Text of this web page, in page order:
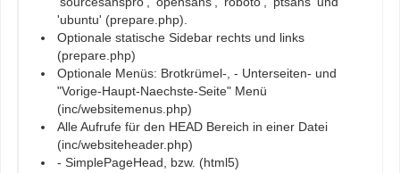
'ubuntu' (prepare.php).
Optionale statische Sidebar rechts und links
(prepare.php)
Optionale Menüs: Brotkrümel-, - Unterseiten- und
"Vorige-Haupt-Naechste-Seite" Menü
(inc/websitemenus.php)
Alle Aufrufe für den HEAD Bereich in einer Datei
(inc/websiteheader.php)
- SimplePageHead, bzw. (html5)